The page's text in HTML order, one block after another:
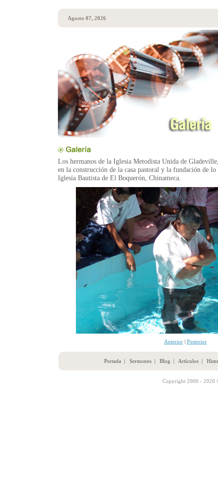
Agosto 07, 2026
Los hermanos de la Iglesia Metodista Unida de
en la construcción de la casa pastoral y la fundación de
Iglesia Bautista de El Boquerón, Chinameca.
Anterior | Posterior
Portada | Sermones| Blog | Artículos|
Copyright 2000 - 2026